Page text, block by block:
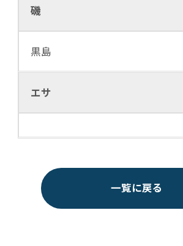
磯
黒島
エサ
一覧に戻る